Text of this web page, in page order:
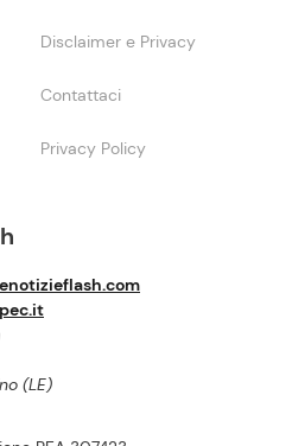
(LE)
Disclaimer e Privacy
Contattaci
Privacy Policy